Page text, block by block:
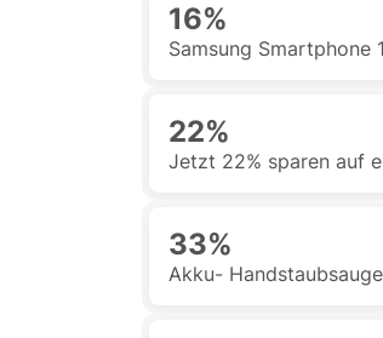
16%
Samsung Smartphone
22%
Jetzt 22% sparen auf
33%
Akku-